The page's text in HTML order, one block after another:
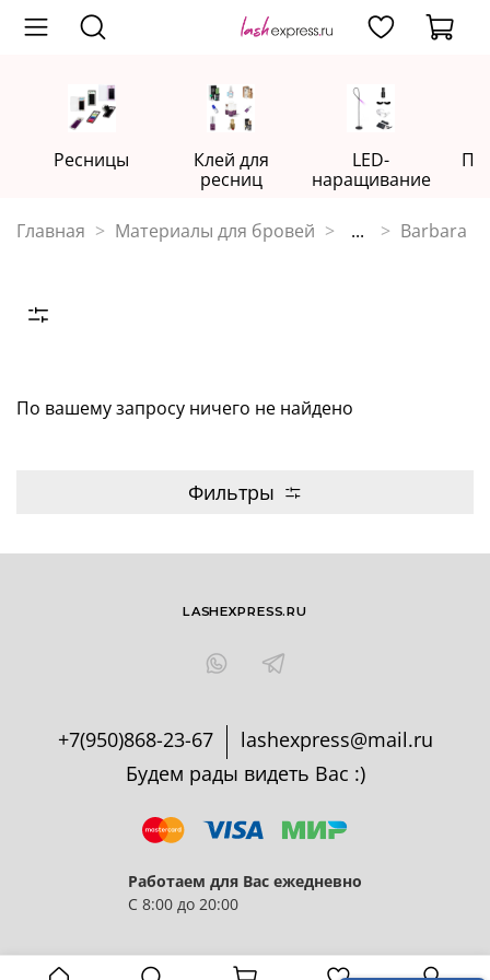
Ресницы
Клей для
ресниц
LED-
наращивание
Главная Материалы для бровей ... Barbara
По вашему запросу ничего не найдено
Фильтры
+7(950)868-23-67
lashexpress@mail.ru
Будем рады видеть Вас :)
LASHEXPRESS.RU
Работаем для Вас ежедневно
С 8:00 до 20:00